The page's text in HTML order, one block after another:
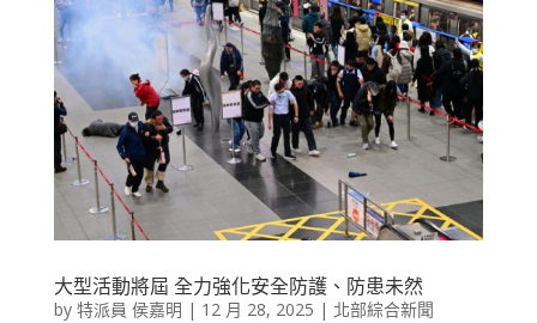
大型活動將屆 全力強化安全防護、防患未然
by 特派員 侯嘉明 | 12 月 28, 2025 | 北部綜合新聞